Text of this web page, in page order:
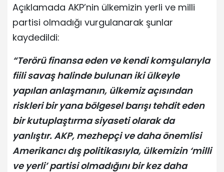
Açıklamada AKP’nin ülkemizin yerli ve milli
partisi olmadığı vurgulanarak şunlar
kaydedildi:
“Terörü finansa eden ve kendi komşularıyla
fiili savaş halinde bulunan iki ülkeyle
yapılan anlaşmanın, ülkemiz açısından
riskleri bir yana bölgesel barışı tehdit eden
bir kutuplaştırma siyaseti olarak da
yanlıştır. AKP, mezhepçi ve daha önemlisi
Amerikancı dış politikasıyla, ülkemizin ‘milli
ve yerli’ partisi olmadığını bir kez daha